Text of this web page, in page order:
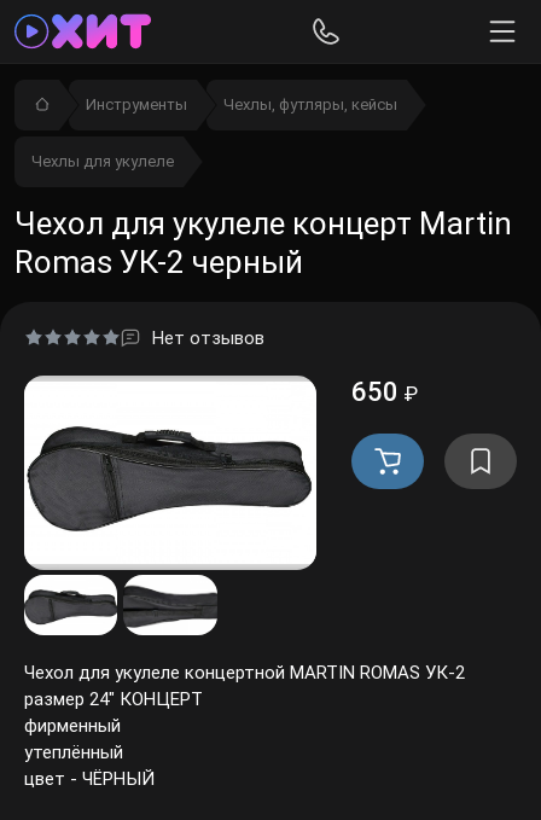
Инструменты Чехлы, футляры, кейсы
Чехлы для укулеле
Чехол для укулеле концерт Martin
Romas УК-2 черный
Нет отзывов
650 ₽
Чехол для укулеле концертной MARTIN ROMAS УК-2
размер 24" КОНЦЕРТ
фирменный
утеплённый
цвет - ЧЁРНЫЙ